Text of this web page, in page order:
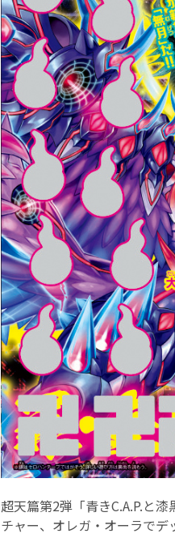
超天篇第2弾「青きC.A.P.と
チャー、オレガ・オーラで